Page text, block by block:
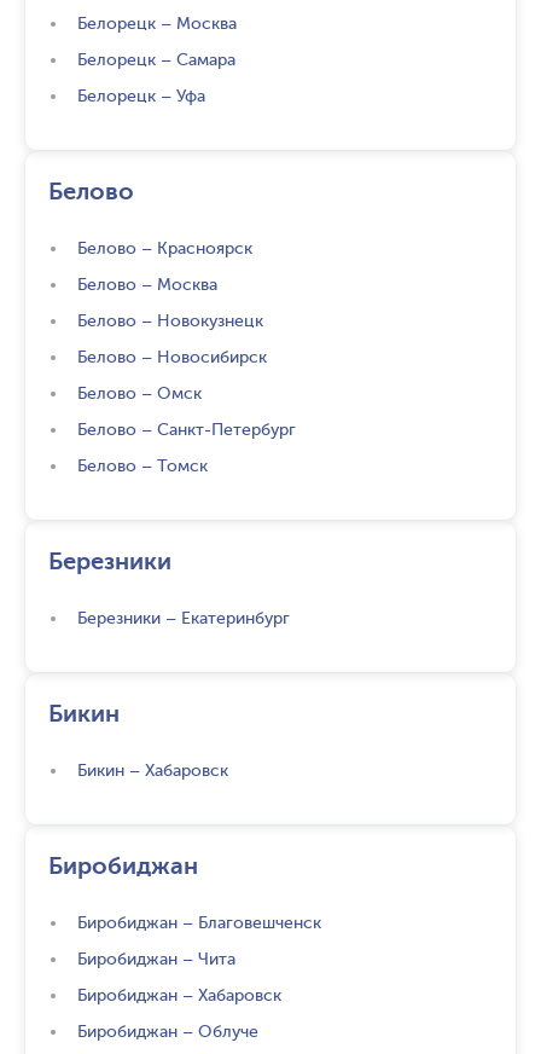
Белорецк – Москва
Белорецк – Самара
Белорецк – Уфа
Белово
Белово – Красноярск
Белово – Москва
Белово – Новокузнецк
Белово – Новосибирск
Белово – Омск
Белово – Санкт-Петербург
Белово – Томск
Березники
Березники – Екатеринбург
Бикин
Бикин – Хабаровск
Биробиджан
Биробиджан – Благовешченск
Биробиджан – Чита
Биробиджан – Хабаровск
Биробиджан – Облуче